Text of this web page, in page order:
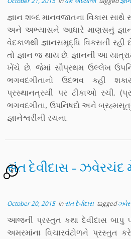
જ્ઞાન શબ્દ માનવજાતના વિકાસ
અને અભ્યાસને આધારે માણસનું
વેદકાળથી જ્ઞાનસમૃદ્ધિ વિકસતી
તો જ્ઞાન જ થાય છે. જ્ઞાનની આ
ખેંચે છે. જેમાં સૌપ્રથમ ઉલ્લેખ
ભગવદગીતાનો ઉદભવ કહી
પ્રસ્થાનત્રયી પર ટીકાઓ રચી.
ભગવદગીતા, ઉપનિષદો અને
જ્ઞાનેશ્વરીની રચના.
સંત દેવીદાસ – ઝવેરચંદ
6
October 20, 2015inસંત દેવીદાસ tagged
આજની પ્રસ્તુત કથા દેવીદાસ
અમરમાંના વિચારવંટોળને પ્રસ્તુત